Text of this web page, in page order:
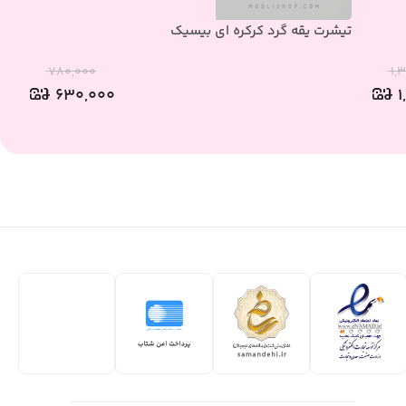
تیشرت یقه گرد کرکره ای بیسیک
۷۸۰,۰۰۰
۶۳۰,۰۰۰